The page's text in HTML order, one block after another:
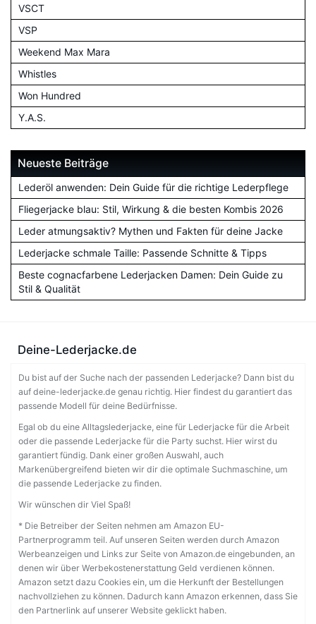
VSCT
VSP
Weekend Max Mara
Whistles
Won Hundred
Y.A.S.
Neueste Beiträge
Lederöl anwenden: Dein Guide für die richtige Lederpflege
Fliegerjacke blau: Stil, Wirkung & die besten Kombis 2026
Leder atmungsaktiv? Mythen und Fakten für deine Jacke
Lederjacke schmale Taille: Passende Schnitte & Tipps
Beste cognacfarbene Lederjacken Damen: Dein Guide zu
Stil & Qualität
Deine-Lederjacke.de
Du bist auf der Suche nach der passenden Lederjacke? Dann bist du
auf deine-lederjacke.de genau richtig. Hier findest du garantiert das
passende Modell für deine Bedürfnisse.
Egal ob du eine Alltagslederjacke, eine für Lederjacke für die Arbeit
oder die passende Lederjacke für die Party suchst. Hier wirst du
garantiert fündig. Dank einer großen Auswahl, auch
Markenübergreifend bieten wir dir die optimale Suchmaschine, um
die passende Lederjacke zu finden.
Wir wünschen dir Viel Spaß!
* Die Betreiber der Seiten nehmen am Amazon EU-
Partnerprogramm teil. Auf unseren Seiten werden durch Amazon
Werbeanzeigen und Links zur Seite von Amazon.de eingebunden, an
denen wir über Werbekostenerstattung Geld verdienen können.
Amazon setzt dazu Cookies ein, um die Herkunft der Bestellungen
nachvollziehen zu können. Dadurch kann Amazon erkennen, dass Sie
den Partnerlink auf unserer Website geklickt haben.